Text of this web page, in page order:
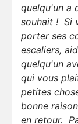
quelqu'un a
souhait ! Si
porter ses
escaliers,
quelqu'un
qui vous
petites
bonne
en retour.